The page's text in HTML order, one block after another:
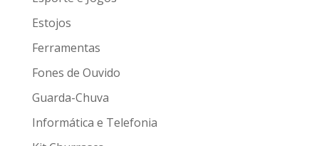
Estojos
Ferramentas
Fones de Ouvido
Guarda-Chuva
Informática e Telefonia